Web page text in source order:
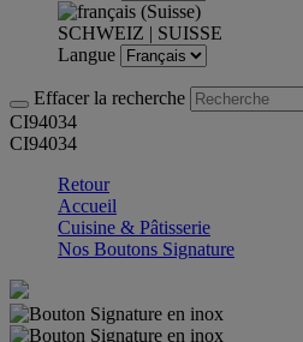
SCHWEIZ | SUISSE
Langue
Effacer la recherche
CI94034
CI94034
Retour
Accueil
Cuisine & Pâtisserie
Nos Boutons Signature